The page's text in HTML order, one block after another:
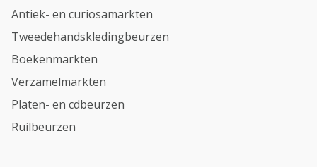
Antiek- en curiosamarkten
Tweedehandskledingbeurzen
Boekenmarkten
Verzamelmarkten
Platen- en cdbeurzen
Ruilbeurzen